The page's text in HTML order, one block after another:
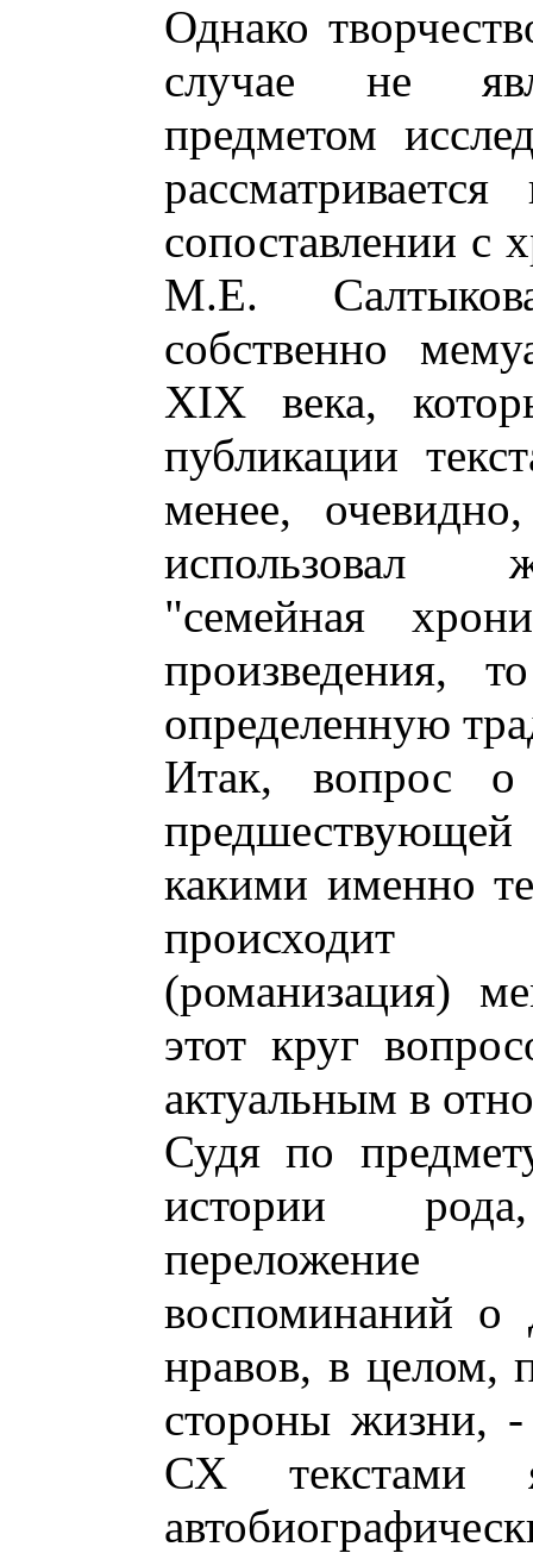
Однако
случае не
предметом
сопоставлении с
М.Е.
собственно
XIX века,
публикации
менее,
использовал
"семейная
произведения,
определенную
Итак, вопрос
какими именно
происходит
(романизация)
этот круг
актуальным в
Судя по
истории
переложение
воспоминаний о
нравов, в целом,
стороны жизни, -
СХ текстами